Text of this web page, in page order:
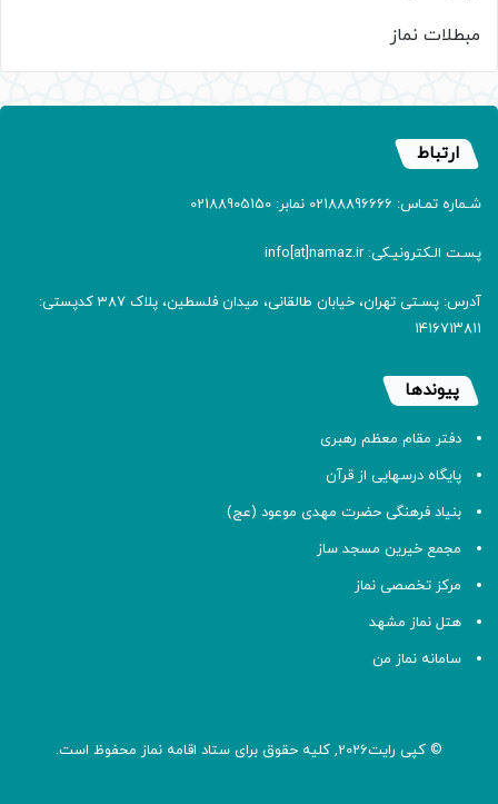
مبطلات نماز
ارتباط
شـماره تمـاس: 02188896666 نمابر: 02188905150
پسـت الـکترونیـکی: info[at]namaz.ir
آدرس: پسـتی تهران، خیابان طالقانی، میدان فلسطین، پلاک 387 کدپستی:
۱۴۱۶۷۱۳۸۱۱
پیوندها
دفتر مقام معظم رهبری
پایگاه درسهایی از قرآن
بنیاد فرهنگی حضرت مهدی موعود (عج)
مجمع خیرین مسجد ساز
مرکز تخصصی نماز
هتل نماز مشهد
سامانه نماز من
© کپی رایت2026, کلیه حقوق برای ستاد اقامه نماز محفوظ است.